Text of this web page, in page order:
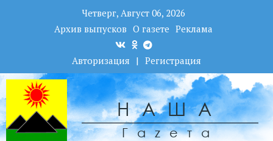
Четверг, Август 06, 2026
Архив выпусков О газете Реклама
Авторизация | Регистрация
НАША
Гаzета